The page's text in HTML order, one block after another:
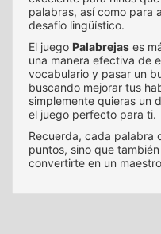
palabras, así como para
desafío lingüístico.
El juego Palabrejas es
una manera efectiva de
vocabulario y pasar un
buscando mejorar tus
simplemente quieras un
el juego perfecto para ti.
Recuerda, cada palabra
puntos, sino que
convertirte en un